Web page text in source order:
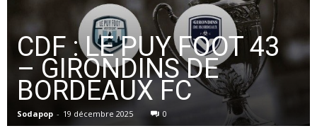
CDF : LE PUY FOOT 43
– GIRONDINS DE
BORDEAUX FC
Sodapop - 19 décembre 2025 0